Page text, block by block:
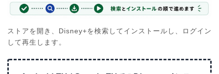
ストアを開き、Disney+を検索してインストールし、ログイン
して再生します。